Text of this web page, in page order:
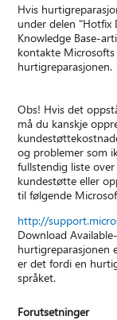
Hvis
under delen "Hotfix
Knowledge Base-
kontakte
hurtigreparasjonen.
Obs! Hvis det
må du kanskje
og problemer som
fullstendig liste
kundestøtte eller
til følgende
http://
Download
hurtigreparasjonen
er det fordi en
språket.
Forutsetninger